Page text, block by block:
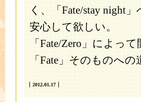
く、「Fate/stay night
安心して欲しい。
「Fate/Zero」によっ
「Fate」そのものへ
2012.01.17